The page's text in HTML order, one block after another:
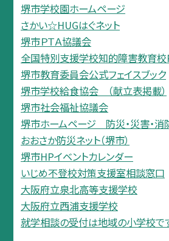
堺市学校園ホームページ
さかい☆HUGはぐネット
堺市ＰＴＡ協議会
全国特別支援学校知的障害教育
堺市教育委員会公式フェイスブック
堺市学校給食協会 （献立表掲載）
堺市社会福祉協議会
堺市ホームページ 防災・災害・消
おおさか防災ネット（堺市）
堺市HPイベントカレンダー
いじめ不登校対策支援室相談窓口
大阪府立泉北高等支援学校
大阪府立西浦支援学校
就学相談の受付は地域の小学校で